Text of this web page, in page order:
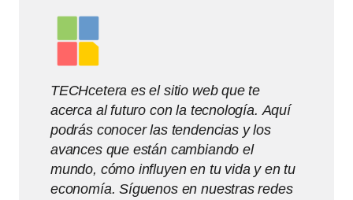
TECHcetera es el sitio web que te
acerca al futuro con la tecnología. Aquí
podrás conocer las tendencias y los
avances que están cambiando el
mundo, cómo influyen en tu vida y en tu
economía. Síguenos en nuestras redes